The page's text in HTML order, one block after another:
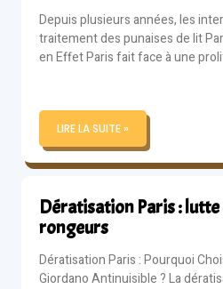
Depuis plusieurs années, les
traitement des punaises de lit
en Effet Paris fait face à une
LIRE LA SUITE »
Dératisation Paris :
rongeurs
Dératisation Paris : Pourquoi
Giordano Antinuisible ? La